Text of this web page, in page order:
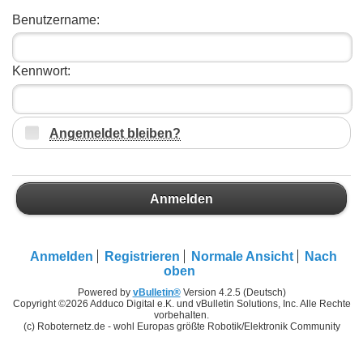
Benutzername:
Kennwort:
Angemeldet bleiben?
Anmelden
Anmelden Registrieren Normale Ansicht
Nach
oben
Powered by vBulletin®Version 4.2.5 (Deutsch)
Copyright ©2026 Adduco Digital e.K. und vBulletin Solutions, Inc. Alle Rechte
vorbehalten.
(c) Roboternetz.de - wohl Europas größte Robotik/Elektronik Community